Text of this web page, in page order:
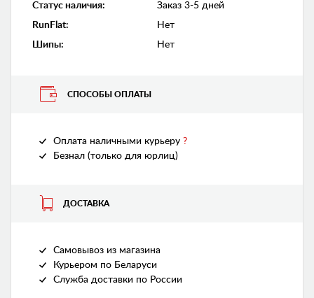
Статус наличия:
Заказ 3-5 дней
RunFlat:
Нет
Шипы: Нет
СПОСОБЫ ОПЛАТЫ
Оплата наличными курьеру ?
Безнал (только для юрлиц)
ДОСТАВКА
Самовывоз из магазина
Курьером по Беларуси
Служба доставки по России